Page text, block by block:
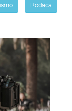
Rodada